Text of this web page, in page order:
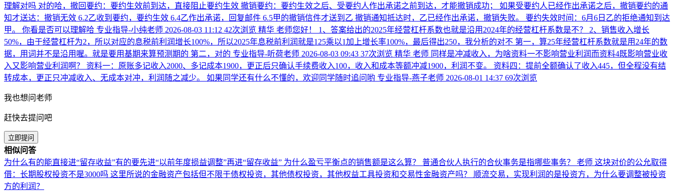
理解对吗 对的哈，撤回要约：要约生效前到达，直接阻止要约生效 撤销要约：要约生效之后、受要约人作出承诺之前到达，才能撤销成功； 如果受要约人已经作出承诺之后，撤销要约的通
知才送达：撤销无效 6.2乙收到要约，要约生效 6.4乙作出承诺，回复邮件 6.5甲的撤销信件才送到乙 撤销通知抵达时，乙已经作出承诺，撤销失败。 要约失效时间：6月6日乙的拒绝通知到达
甲。 你看是否可以理解哈 专业指导-小纯老师 2026-08-03 11:12 42次浏览 精华 老师您好！ 1、答案给出的2025年经营杠杆系数也就是沿用2024年的经营杠杆系数是不？ 2、销售收入增长
50%，由于经营杠杆为2，所以对应的息税前利润增长100%，所以2025年息税前利润就是125乘以1加上增长率100%，最后得出250，我分析的对不 第一，算25年经营杠杆系数就是用24年的数
据，用词并不是沿用喔。就是要用基期来算预测期的 第二，对的 专业指导-听荷老师 2026-08-03 09:43 37次浏览 精华 老师 同样是冲减收入，为啥资料一不影响营业利润而资料4既影响营业收
入又影响营业利润啊？ 资料一：原账多记收入2000、多记成本1900，更正后只确认手续费收入100，收入和成本等额冲减1900，利润不变。 资料四：提前全额确认了收入445，但全程没有结
转成本，更正只冲减收入、无成本对冲，利润随之减少。 如果同学还有什么不懂的，欢迎同学随时追问哟 专业指导-燕子老师 2026-08-01 14:37 69次浏览
我也想问老师
赶快去提问吧
立即提问
相似问答
为什么有的能直接进“留存收益”有的要先进“以前年度损益调整”再进“留存收益” 为什么盈亏平衡点的销售额是这么算？ 普通合伙人执行的合伙事务是指哪些事务？ 老师 这块对价的公允取得
借：长期股权投资不是3000吗 这里所说的金融资产包括但不限于债权投资，其他债权投资，其他权益工具投资和交易性金融资产吗？ 顺流交易，实现利润的是投资方，为什么要调整被投资
方的利润？